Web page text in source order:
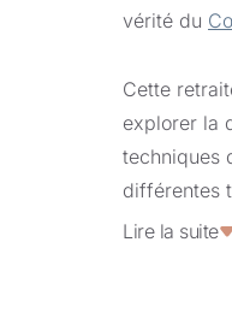
vérité du
Cette
explorer la
techniques
différentes
cultiver la
Lire la suite